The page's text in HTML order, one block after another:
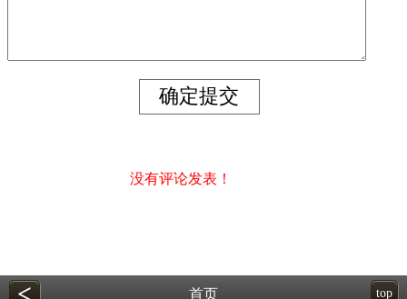
没有评论发表！
首页 top